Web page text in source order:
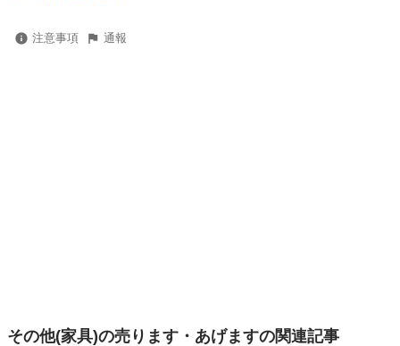
注意事項 通報
その他(家具)の売ります・あげますの関連記事